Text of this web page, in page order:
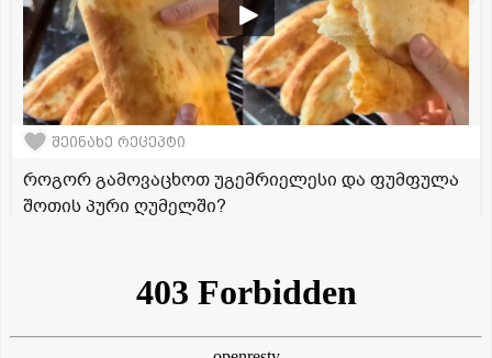
შეინახე რეცეპტი
როგორ გამოვაცხოთ უგემრიელესი და ფუმფულა
შოთის პური ღუმელში?